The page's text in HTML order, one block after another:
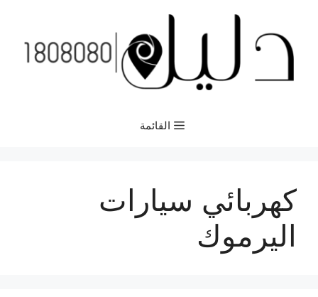
المحتوى
القائمة
كهربائي سيارات
اليرموك